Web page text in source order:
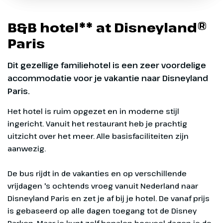
B&B hotel** at Disneyland®
Paris
Dit gezellige familiehotel is een zeer voordelige
accommodatie voor je vakantie naar Disneyland
Paris.
Het hotel is ruim opgezet en in moderne stijl
ingericht. Vanuit het restaurant heb je prachtig
uitzicht over het meer. Alle basisfaciliteiten zijn
aanwezig.
De bus rijdt in de vakanties en op verschillende vrijdagen 's ochtends vroeg vanuit Nederland naar Disneyland Paris en zet je af bij je hotel. De vanaf prijs is gebaseerd op alle dagen toegang tot de Disney Parken. Maar je kunt zelf bepalen hoeveel dagen je de Disney Parken
Fantasyland
Een sprookjeswereld waar dromen
Net als in de onvergetelijke klassieke
mee met Peter Pan, raak je weg kwijt in
Alice's Curious Labyrinth of bezoek het
Princess Pavilion voor een vorstelijke
ontmoeting.
Marvel Avengers Campus
Beleef het MARVEL universum
themaland Avengers Campus in Disney
Adventure World beleef je als nieuwe
Superhelden als Spider-Man en Iron Man.
Tijd
ca. 05.20 uur